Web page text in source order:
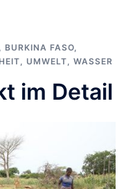
BURKINA FASO
UMWELT WASSER
im Detail